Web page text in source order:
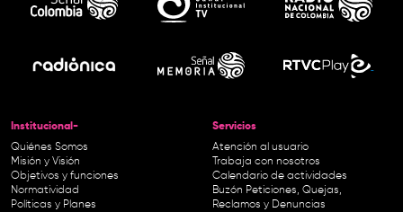
Institucional-
Quiénes Somos
Misión y Visión
Objetivos y funciones
Normatividad
Políticas y Planes
Servicios
Atención al usuario
Trabaja con nosotros
Calendario de actividades
Buzón Peticiones, Quejas,
Reclamos y Denuncias